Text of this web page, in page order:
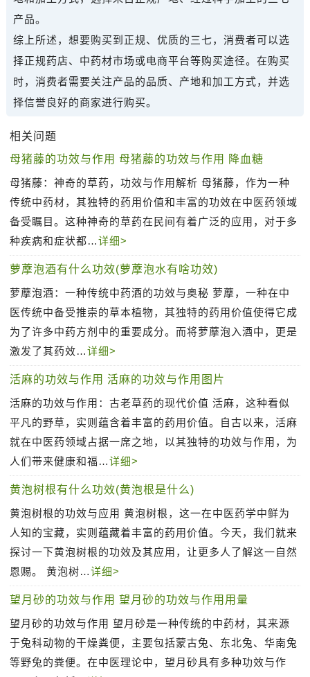
产品。
综上所述，想要购买到正规、优质的三七，消费者可以选
择正规药店、中药材市场或电商平台等购买途径。在购买
时，消费者需要关注产品的品质、产地和加工方式，并选
择信誉良好的商家进行购买。
相关问题
母猪藤的功效与作用 母猪藤的功效与作用 降血糖
母猪藤：神奇的草药，功效与作用解析 母猪藤，作为一种
传统中药材，其独特的药用价值和丰富的功效在中医药领域
备受瞩目。这种神奇的草药在民间有着广泛的应用，对于多
种疾病和症状都…详细>
萝藦泡酒有什么功效(萝藦泡水有啥功效)
萝藦泡酒：一种传统中药酒的功效与奥秘 萝藦，一种在中
医传统中备受推崇的草本植物，其独特的药用价值使得它成
为了许多中药方剂中的重要成分。而将萝藦泡入酒中，更是
激发了其药效…详细>
活麻的功效与作用 活麻的功效与作用图片
活麻的功效与作用：古老草药的现代价值 活麻，这种看似
平凡的野草，实则蕴含着丰富的药用价值。自古以来，活麻
就在中医药领域占据一席之地，以其独特的功效与作用，为
人们带来健康和福…详细>
黄泡树根有什么功效(黄泡根是什么)
黄泡树根的功效与应用 黄泡树根，这一在中医药学中鲜为
人知的宝藏，实则蕴藏着丰富的药用价值。今天，我们就来
探讨一下黄泡树根的功效及其应用，让更多人了解这一自然
恩赐。 黄泡树…详细>
望月砂的功效与作用 望月砂的功效与作用用量
望月砂的功效与作用 望月砂是一种传统的中药材，其来源
于兔科动物的干燥粪便，主要包括蒙古兔、东北兔、华南兔
等野兔的粪便。在中医理论中，望月砂具有多种功效与作